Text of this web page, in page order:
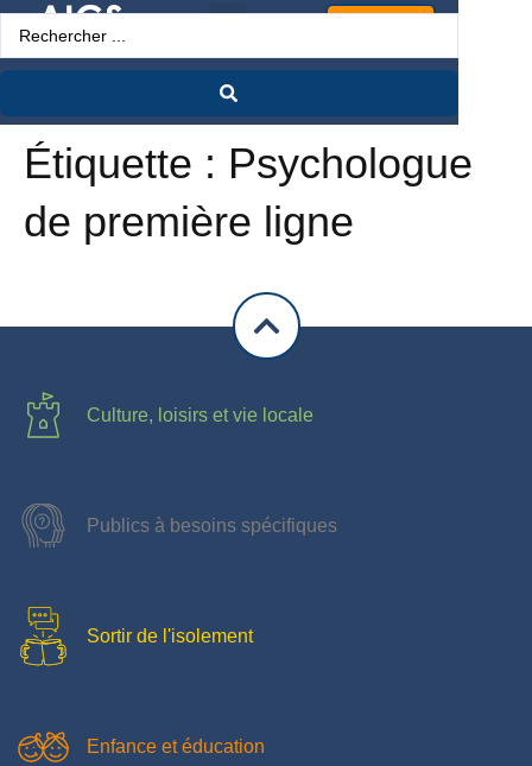
Étiquette : Psychologue
de première ligne
Culture, loisirs et vie locale
Publics à besoins spécifiques
Sortir de l'isolement
Enfance et éducation